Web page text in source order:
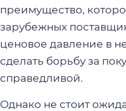
преимущество,
зарубежных
ценовое давление в
сделать борьбу за
справедливой.
Однако не стоит